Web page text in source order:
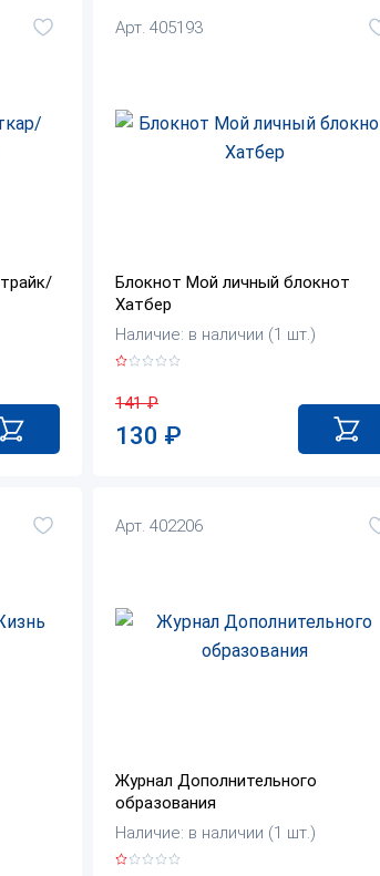
Арт. 405193
Блокнот Мой личный блокнот
Хатбер
Наличие: в наличии (1 шт.)
141₽
130 ₽
Арт. 402206
Журнал Дополнительного
образования
Наличие: в наличии (1 шт.)